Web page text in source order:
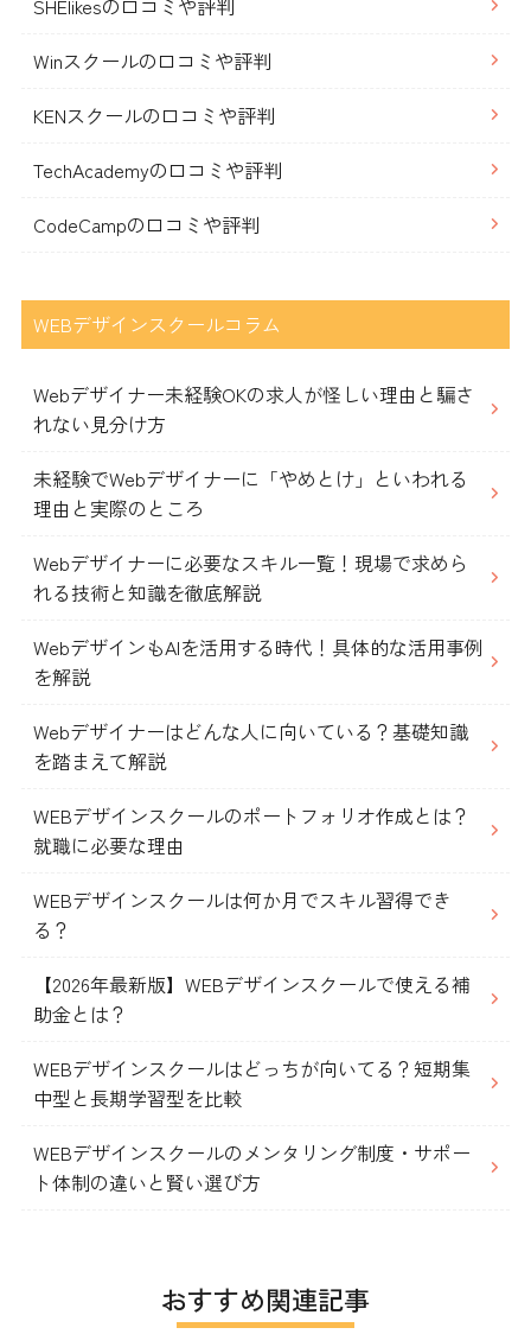
SHElikesの口コミや評判
Winスクールの口コミや評判
KENスクールの口コミや評判
TechAcademyの口コミや評判
CodeCampの口コミや評判
WEBデザインスクールコラム
Webデザイナー未経験OKの求人が怪しい理由と騙さ
れない見分け方
未経験でWebデザイナーに「やめとけ」といわれる
理由と実際のところ
Webデザイナーに必要なスキル一覧！現場で求めら
れる技術と知識を徹底解説
WebデザインもAIを活用する時代！具体的な活用事例
を解説
Webデザイナーはどんな人に向いている？基礎知識
を踏まえて解説
WEBデザインスクールのポートフォリオ作成とは？
就職に必要な理由
WEBデザインスクールは何か月でスキル習得でき
る？
【2026年最新版】WEBデザインスクールで使える補
助金とは？
WEBデザインスクールはどっちが向いてる？短期集
中型と長期学習型を比較
WEBデザインスクールのメンタリング制度・サポー
ト体制の違いと賢い選び方
おすすめ関連記事